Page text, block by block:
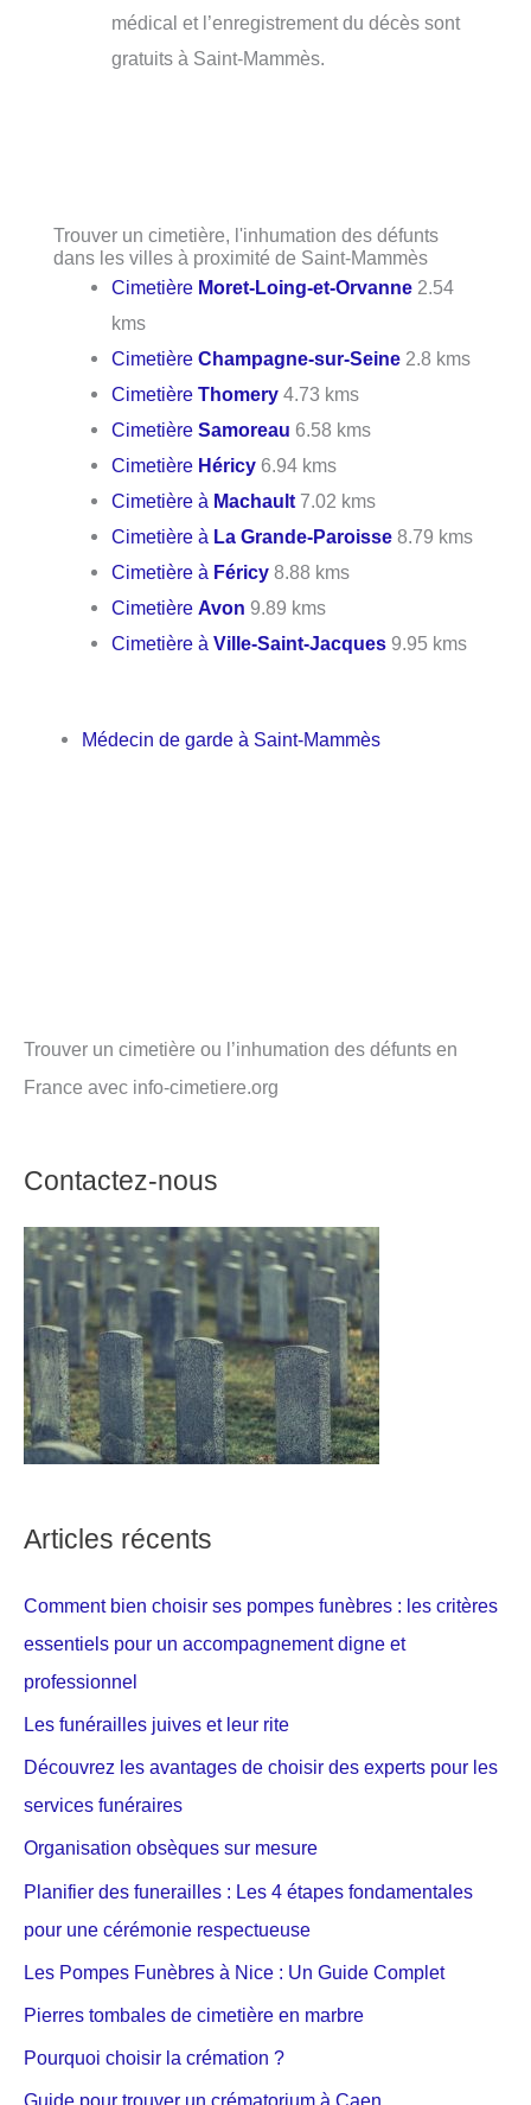
médical et l’enregistrement du décès sont
gratuits à Saint-Mammès.
Trouver un cimetière, l'inhumation des défunts
dans les villes à proximité de Saint-Mammès
Cimetière Moret-Loing-et-Orvanne 2.54
kms
CimetièreChampagne-sur-Seine 2.8 kms
CimetièreThomery 4.73 kms
CimetièreSamoreau 6.58 kms
Cimetière Héricy 6.94 kms
Cimetière à Machault 7.02 kms
Cimetière à La Grande-Paroisse 8.79 kms
Cimetière à Féricy 8.88 kms
CimetièreAvon 9.89 kms
Cimetière àVille-Saint-Jacques 9.95 kms
Médecin de garde à Saint-Mammès
Trouver un cimetière ou l’inhumation des défunts en
France avec info-cimetiere.org
Contactez-nous
Articles récents
Comment bien choisir ses pompes funèbres : les critères
essentiels pour un accompagnement digne et
professionnel
Les funérailles juives et leur rite
Découvrez les avantages de choisir des experts pour les
services funéraires
Organisation obsèques sur mesure
Planifier des funerailles : Les 4 étapes fondamentales
pour une cérémonie respectueuse
Les Pompes Funèbres à Nice : Un Guide Complet
Pierres tombales de cimetière en marbre
Pourquoi choisir la crémation ?
Guide pour trouver un crématorium à Caen